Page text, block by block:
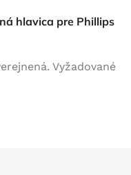
hlavica pre Phillips
Vyžadované